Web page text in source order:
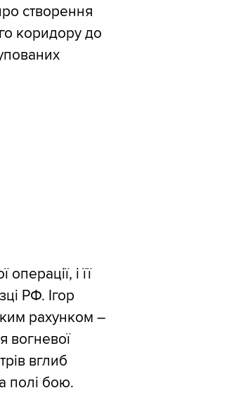
створення
коридору до
і її
РФ. Ігор
рахунком –
вогневої
вглиб
полі бою.